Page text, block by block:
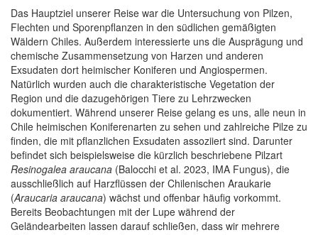
Das Hauptziel unserer Reise war die Untersuchung von Pilzen,
Flechten und Sporenpflanzen in den südlichen gemäßigten
Wäldern Chiles. Außerdem interessierte uns die Ausprägung und
chemische Zusammensetzung von Harzen und anderen
Exsudaten dort heimischer Koniferen und Angiospermen.
Natürlich wurden auch die charakteristische Vegetation der
Region und die dazugehörigen Tiere zu Lehrzwecken
dokumentiert. Während unserer Reise gelang es uns, alle neun in
Chile heimischen Koniferenarten zu sehen und zahlreiche Pilze zu
finden, die mit pflanzlichen Exsudaten assoziiert sind. Darunter
befindet sich beispielsweise die kürzlich beschriebene Pilzart
Resinogalea araucana (Balocchi et al. 2023, IMA Fungus), die
ausschließlich auf Harzflüssen der Chilenischen Araukarie
(Araucaria araucana) wächst und offenbar häufig vorkommt.
Bereits Beobachtungen mit der Lupe während der
Geländearbeiten lassen darauf schließen, dass wir mehrere